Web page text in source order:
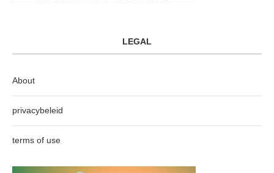
LEGAL
About
privacybeleid
terms of use